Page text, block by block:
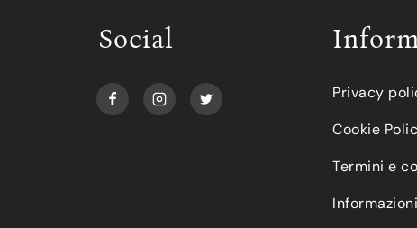
Social
Privacy
Cookie
Termini e